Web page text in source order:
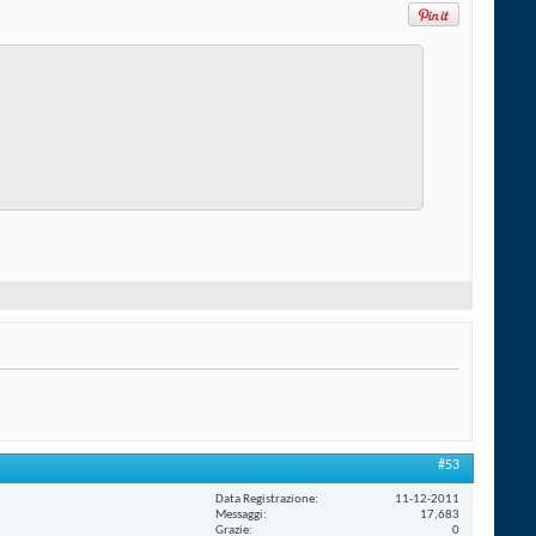
#53
Data Registrazione
11-12-2011
Messaggi
17,683
Grazie
0